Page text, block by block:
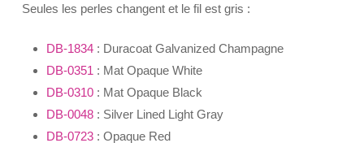
Seules les perles changent et le fil est gris :
DB-1834: Duracoat Galvanized Champagne
DB-0351 : Mat Opaque White
DB-0310: Mat Opaque Black
DB-0048: Silver Lined Light Gray
DB-0723: Opaque Red